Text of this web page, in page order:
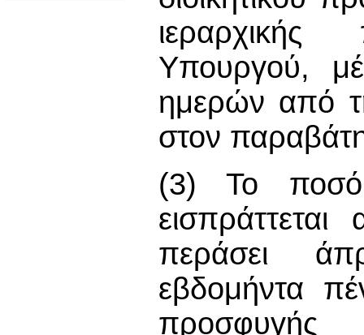
Υπουργού,
ημερών από
στον
(3) Το ποσό
περάσει
εβδομήντα